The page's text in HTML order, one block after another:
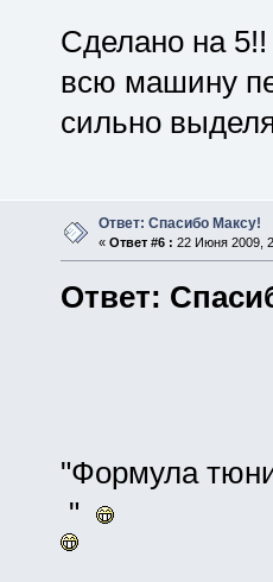
Сделано на
всю машину
сильно
Ответ: Спасибо Максу!
« Ответ #6 : 22 Июня 2009,
Ответ:
"Формула
"